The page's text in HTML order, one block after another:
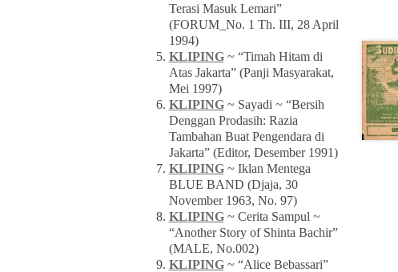
Terasi Masuk Lemari”
(FORUM_No. 1 Th. III, 28 April
1994)
KLIPING~ “Timah Hitam di
Atas Jakarta” (Panji Masyarakat,
Mei 1997)
KLIPING~ Sayadi ~ “Bersih
Denggan Prodasih: Razia
Tambahan Buat Pengendara di
Jakarta” (Editor, Desember 1991)
KLIPING~ Iklan Mentega
BLUE BAND (Djaja, 30
November 1963, No. 97)
KLIPING~ Cerita Sampul ~
“Another Story of Shinta Bachir”
(MALE, No.002)
KLIPING~ “Alice Bebassari”